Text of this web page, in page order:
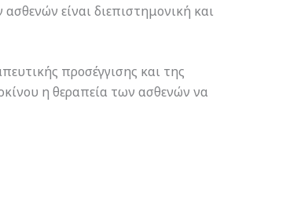
είναι διεπιστημονική και
προσέγγισης και της
η θεραπεία των ασθενών να